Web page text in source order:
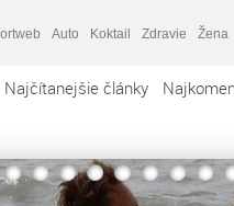
Auto Koktail Zdravie Žena
Najčítanejšie články